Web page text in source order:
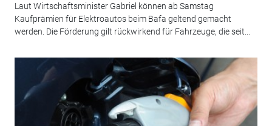
Laut Wirtschaftsminister Gabriel können ab Samstag
Kaufprämien für Elektroautos beim Bafa geltend gemacht
werden. Die Förderung gilt rückwirkend für Fahrzeuge, die seit...